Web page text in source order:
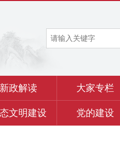
新政解读 大家专栏
文明建设 党的建设